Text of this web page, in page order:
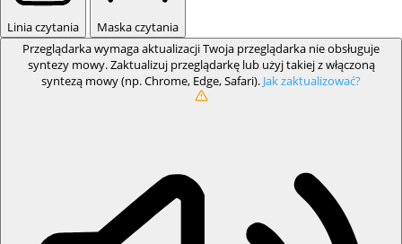
Linia czytania
Maska czytania
Przeglądarka wymaga aktualizacjiTwoja przeglądarka nie obsługuje
syntezy mowy. Zaktualizuj przeglądarkę lub użyj takiej z włączoną
syntezą mowy (np. Chrome, Edge, Safari). Jak zaktualizować?